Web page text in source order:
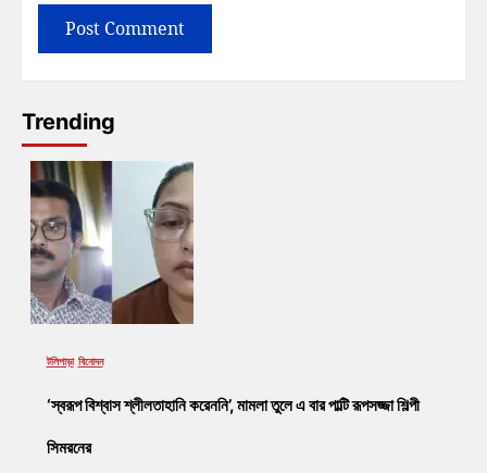
Trending
টলিপাড়া বিনোদন
‘স্বরূপ বিশ্বাস শ্লীলতাহানি করেননি’, মামলা তুলে এ বার পাল্টি রূপসজ্জা শিল্পী
সিমরনের